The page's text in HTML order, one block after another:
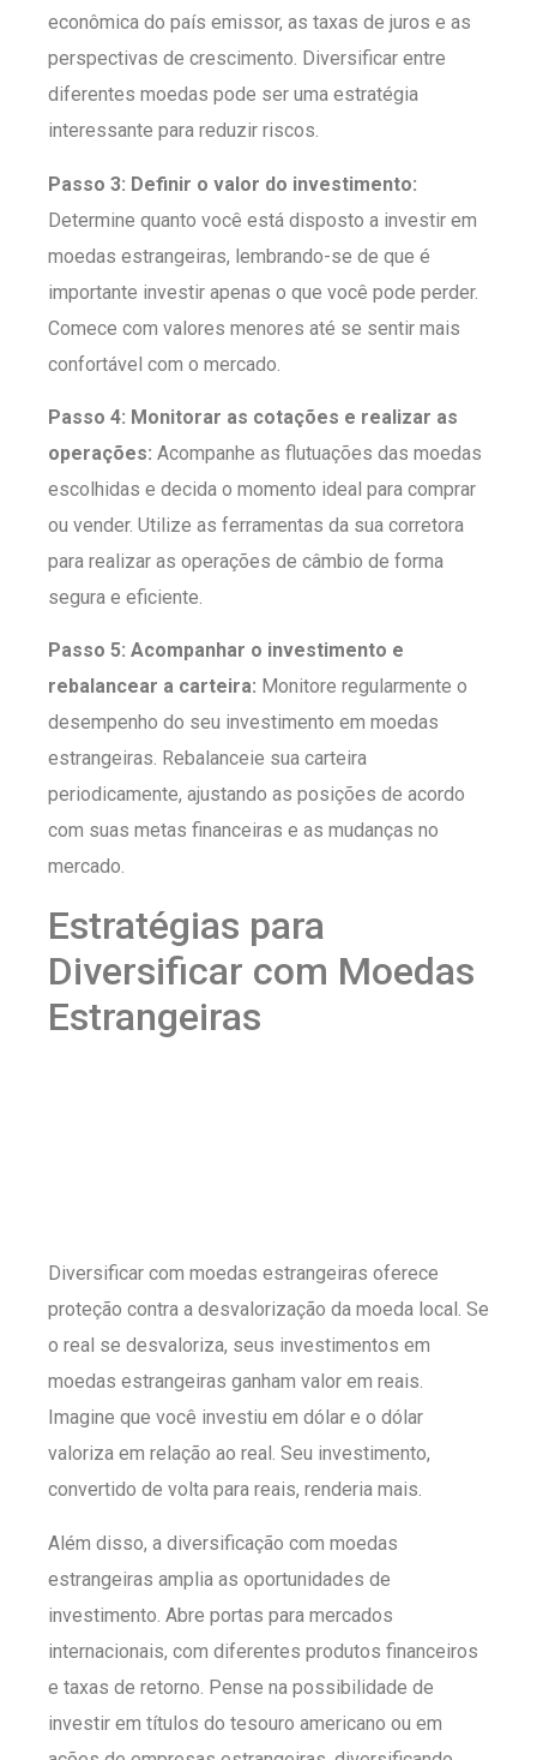
econômica do país emissor, as taxas de juros e as
perspectivas de crescimento. Diversificar entre
diferentes moedas pode ser uma estratégia
interessante para reduzir riscos.
Passo 3: Definir o valor do investimento:
Determine quanto você está disposto a investir em
moedas estrangeiras, lembrando-se de que é
importante investir apenas o que você pode perder.
Comece com valores menores até se sentir mais
confortável com o mercado.
Passo 4: Monitorar as cotações e realizar as
operações: Acompanhe as flutuações das moedas
escolhidas e decida o momento ideal para comprar
ou vender. Utilize as ferramentas da sua corretora
para realizar as operações de câmbio de forma
segura e eficiente.
Passo 5: Acompanhar o investimento e
rebalancear a carteira: Monitore regularmente o
desempenho do seu investimento em moedas
estrangeiras. Rebalanceie sua carteira
periodicamente, ajustando as posições de acordo
com suas metas financeiras e as mudanças no
mercado.
Estratégias para
Diversificar com Moedas
Estrangeiras
Diversificar com moedas estrangeiras oferece
proteção contra a desvalorização da moeda local. Se
o real se desvaloriza, seus investimentos em
moedas estrangeiras ganham valor em reais.
Imagine que você investiu em dólar e o dólar
valoriza em relação ao real. Seu investimento,
convertido de volta para reais, renderia mais.
Além disso, a diversificação com moedas
estrangeiras amplia as oportunidades de
investimento. Abre portas para mercados
internacionais, com diferentes produtos financeiros
e taxas de retorno. Pense na possibilidade de
investir em títulos do tesouro americano ou em